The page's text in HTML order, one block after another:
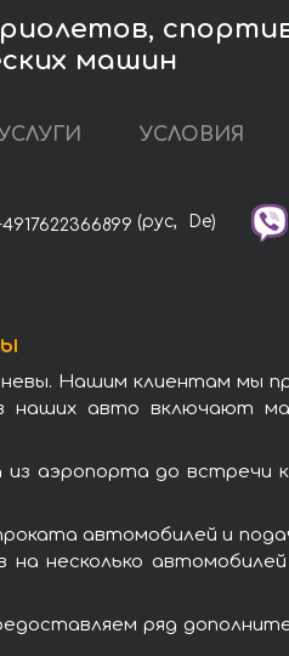
машин
УСЛОВИЯ
(рус, De)
Нашим клиентам мы
наших авто включают
аэропорта до встречи
автомобилей и
несколько
ряд